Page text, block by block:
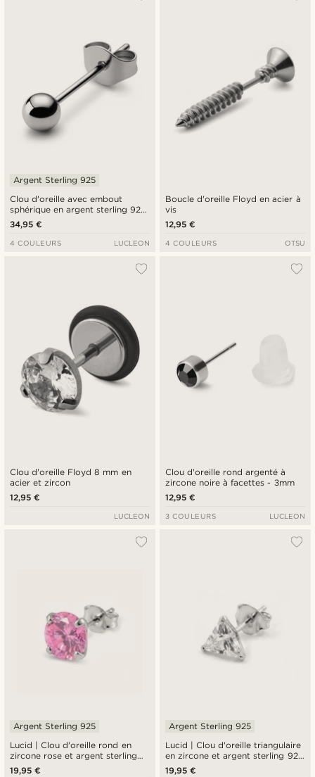
Clou d'oreille avec embout
sphérique en argent sterling 925
plaqué au rhodium - 4 mm
Argent Sterling 925
34,95 €
4 COULEURS LUCLEON
Boucle d'oreille Floyd en acier à
vis
12,95 €
4 COULEURS OTSU
Clou d'oreille Floyd 8 mm en
acier et zircon
12,95 €
LUCLEON
Clou d'oreille rond argenté à
zircone noire à facettes - 3mm
12,95 €
3 COULEURS LUCLEON
Lucid | Clou d'oreille rond en
zircone rose et argent sterling
925 - 8 mm
Argent Sterling 925
19,95 €
Lucid | Clou d'oreille triangulaire
en zircone et argent sterling 925
- 6 mm
Argent Sterling 925
19,95 €